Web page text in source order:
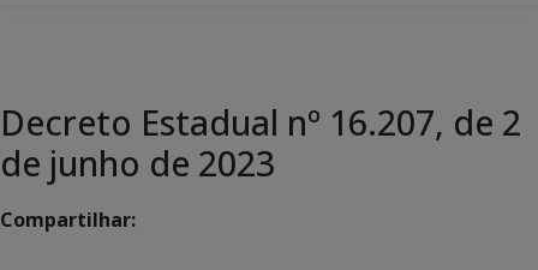
Decreto Estadual nº 16.207, de 2
de junho de 2023
Compartilhar: